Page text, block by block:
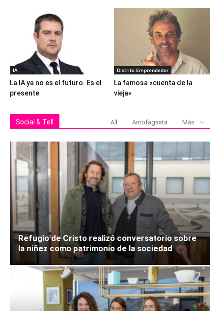
IA
La IA ya no es el futuro. Es el
presente
Distrito Emprendedor
La famosa «cuenta de la
vieja»
Social & Tell All Antofagasta Más
Refugio de Cristo realizó conversatorio sobre
la niñez como patrimonio de la sociedad